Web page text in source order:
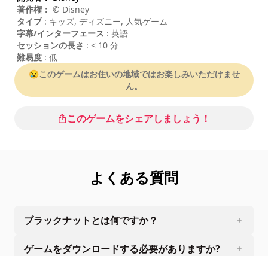
著作権： © Disney
タイプ: キッズ, ディズニー, 人気ゲーム
字幕/インターフェース : 英語
セッションの長さ : < 10 分
難易度 : 低
😢このゲームはお住いの地域ではお楽しみいただけませ
ん。
このゲームをシェアしましょう！
よくある質問
ブラックナットとは何ですか？
ゲームをダウンロードする必要がありますか?